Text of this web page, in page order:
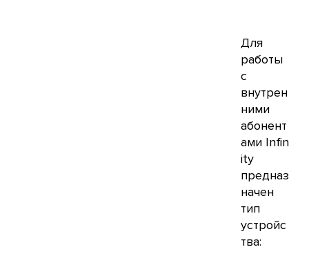
Для
работы
с
внутрен
ними
абонент
ами Infin
ity
предназ
начен
тип
устройс
тва: